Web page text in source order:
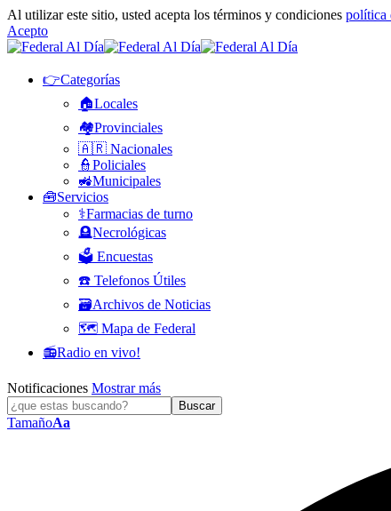
Al utilizar este sitio, usted acepta los términos y condiciones política
Acepto
👉Categorías
🏠Locales
🏘️Provinciales
🇦🇷 Nacionales
👮Policiales
🚜Municipales
🧰Servicios
⚕️Farmacias de turno
🪦Necrológicas
🗳️ Encuestas
☎️ Telefonos Útiles
🗃️Archivos de Noticias
🗺️ Mapa de Federal
📻Radio en vivo!
Notificaciones Mostrar más
TamañoAa